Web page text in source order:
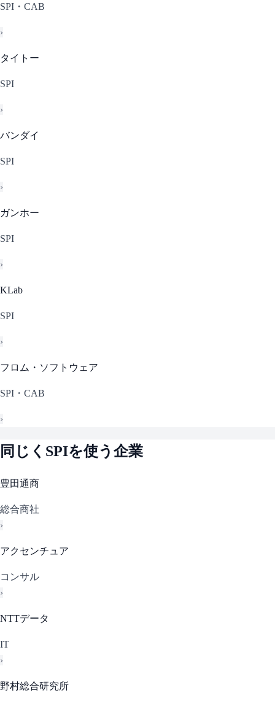
SPI・CAB
›
タイトー
SPI
›
バンダイ
SPI
›
ガンホー
SPI
›
KLab
SPI
›
フロム・ソフトウェア
SPI・CAB
›
同じく SPIを使う企業
豊田通商
総合商社
›
アクセンチュア
コンサル
›
NTTデータ
IT
›
野村総合研究所